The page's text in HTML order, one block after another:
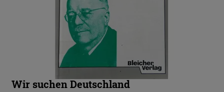
Wir suchen Deutschland